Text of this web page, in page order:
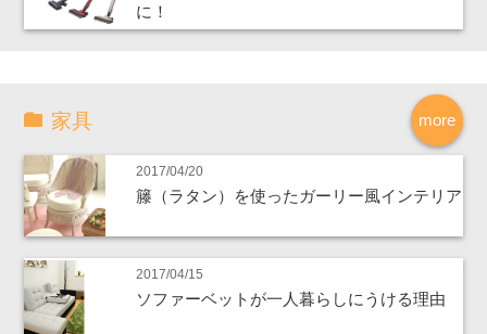
に！
more
家具
2017/04/20
籐（ラタン）を使ったガーリー風インテリア
2017/04/15
ソファーベットが一人暮らしにうける理由